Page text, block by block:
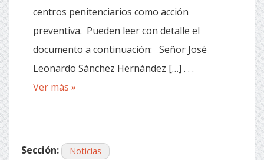
centros penitenciarios como acción
preventiva. Pueden leer con detalle el
documento a continuación: Señor José
Leonardo Sánchez Hernández […] . . .
Ver más »
Sección: Noticias